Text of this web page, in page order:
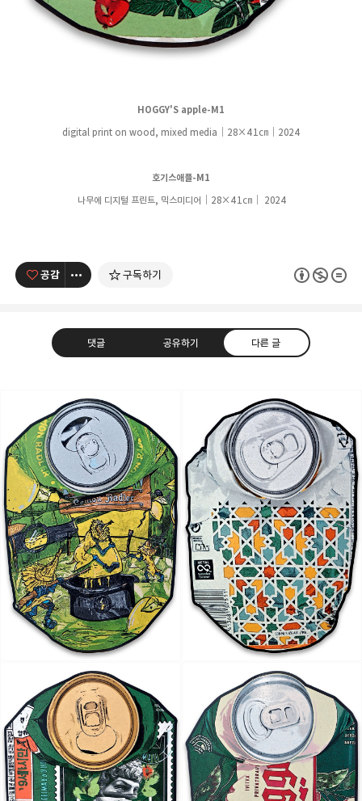
HOGGY'S apple-M1
digital print on wood, mixed media｜28×41㎝｜ 2024
호기스애플-M1
나무에 디지털 프린트, 믹스미디어 ｜28×41㎝ 2024
공감 구독하기
댓글 공유하기 다른 글
Artist Ock Jinhwa ｜옥진화 작가
Ock Jinhwa｜Ock Jin-hwa｜Artist｜Korea｜옥진화
｜Pop art｜Print｜Digital｜NFT
구독하기
카카오톡 라인 트위터
밴드 네이버 블로그 Pocket